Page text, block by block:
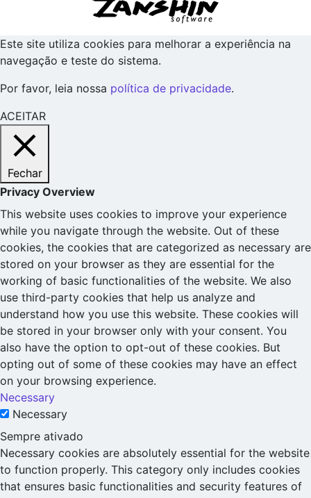
Este site utiliza cookies para melhorar a experiência na
navegação e teste do sistema.
Por favor, leia nossa política de privacidade.
ACEITAR
Fechar
Privacy Overview
This website uses cookies to improve your experience
while you navigate through the website. Out of these
cookies, the cookies that are categorized as necessary are
stored on your browser as they are essential for the
working of basic functionalities of the website. We also
use third-party cookies that help us analyze and
understand how you use this website. These cookies will
be stored in your browser only with your consent. You
also have the option to opt-out of these cookies. But
opting out of some of these cookies may have an effect
on your browsing experience.
Necessary
Necessary
Sempre ativado
Necessary cookies are absolutely essential for the website
to function properly. This category only includes cookies
that ensures basic functionalities and security features of